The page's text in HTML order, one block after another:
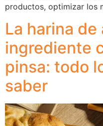
productos, optimizar los
La harina de
ingrediente
pinsa: todo
saber